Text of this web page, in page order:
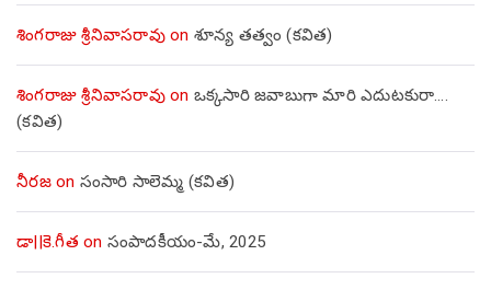
శింగరాజు శ్రీనివాసరావుon శూన్య తత్వం (కవిత)
శింగరాజు శ్రీనివాసరావుon ఒక్కసారి జవాబుగా మారి ఎదుటకురా….
(కవిత)
నీరజon సంసారి సాలెమ్మ (కవిత)
డా||కె.గీత on సంపాదకీయం-మే, 2025